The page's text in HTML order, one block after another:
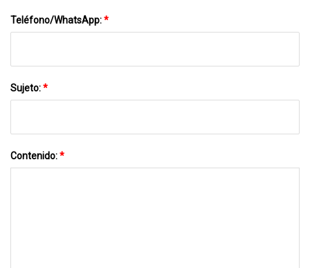
Teléfono/WhatsApp:*
Sujeto:*
Contenido:*